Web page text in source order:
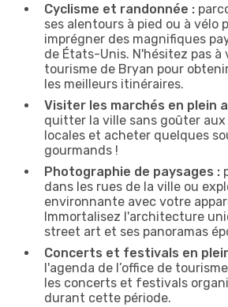
Cyclisme et randonnée :
ses alentours à pied ou à vélo
imprégner des magnifiques
de États-Unis. N'hésitez pas à
tourisme de Bryan pour
les meilleurs itinéraires.
Visiter les marchés en plein
quitter la ville sans goûter
locales et acheter quelques
gourmands !
Photographie de paysages :
dans les rues de la ville ou
environnante avec votre
Immortalisez l'architecture
street art et ses panoramas
Concerts et festivals en
l'agenda de l’office de
les concerts et festivals
durant cette période.